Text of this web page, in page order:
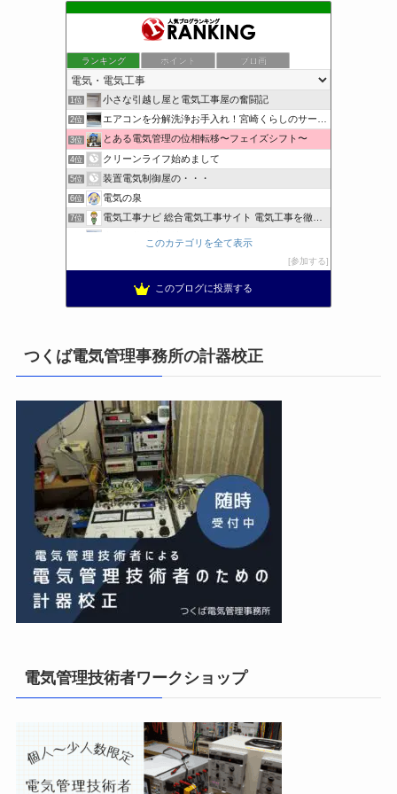
ランキング ポイント ブロ画
1位 小さな引越し屋と電気工事屋の奮闘記
2位 エアコンを分解洗浄お手入れ！宮崎くらしのサービス
3位 とある電気管理の位相転移〜フェイズシフト〜
4位 クリーンライフ始めまして
5位 装置電気制御屋の・・・
6位 電気の泉
7位 電気工事ナビ 総合電気工事サイト 電気工事を徹底解説
東洋電装株式会社すたっぷぶろぐ
まぁ、ちゃんと仕事ができればいいな
14位 エンジニアリング日記
15位 私の電気主任技術者実務記事＋電気プチ動画
このカテゴリを全て表示
参加する
このブログに投票する
つくば電気管理事務所の計器校正
電気管理技術者ワークショップ